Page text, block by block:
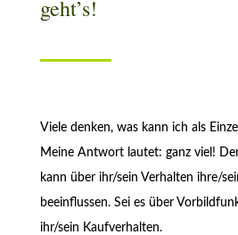
geht’s!
Viele denken, was kann ich als
Meine Antwort lautet: ganz viel!
kann über ihr/sein Verhalten ihre/
beeinflussen. Sei es über
ihr/sein Kaufverhalten.